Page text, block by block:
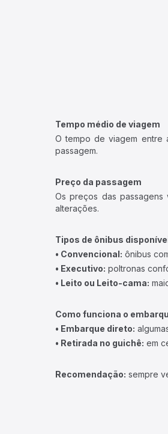
Tempo médio de viagem
O tempo de viagem entre
passagem.
Preço da passagem
Os preços das
alterações.
Tipos de ônibus
• Convencional: ônibus
• Executivo: poltronas
• Leito ou Leito-cama:
Como funciona o
• Embarque direto:
• Retirada no guichê: em
Recomendação: sempre